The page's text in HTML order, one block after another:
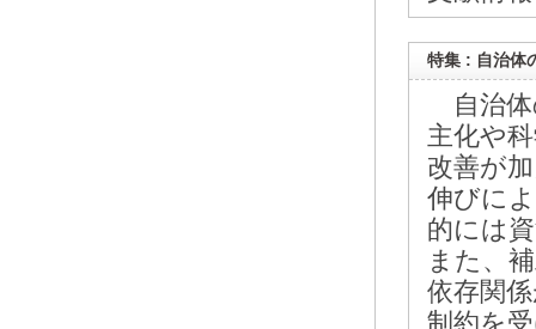
特集 : 自治体
自治体
主化や
改善が
伸びに
的には
また、
依存関
制約を